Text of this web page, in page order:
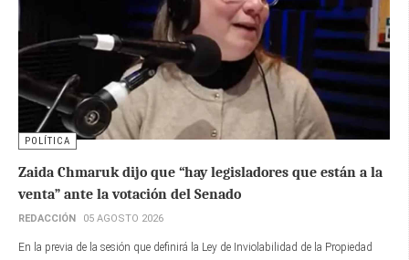
POLÍTICA
Zaida Chmaruk dijo que “hay legisladores que están a la
venta” ante la votación del Senado
REDACCIÓN 05 AGOSTO 2026
En la previa de la sesión que definirá la Ley de Inviolabilidad de la Propiedad